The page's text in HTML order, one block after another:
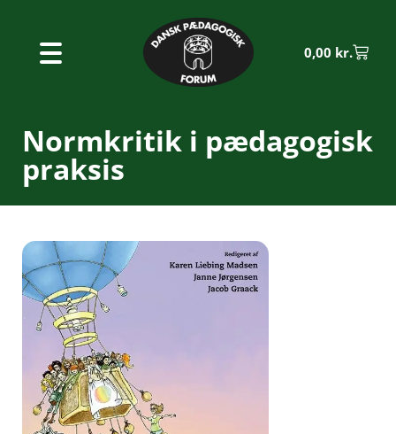
0,00 kr.
Normkritik i pædagogisk
praksis